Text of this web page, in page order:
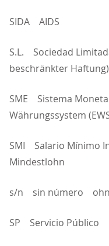
SIDA AIDS
S.L. Sociedad
beschränkter Haftung)
SME Sistema
Währungssystem
SMI Salario Mínimo
Mindestlohn
s/n sin número
SP Servicio Público